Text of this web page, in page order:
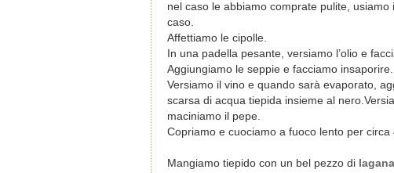
nel caso le abbiamo comprate pulite,
caso.
Affettiamo le cipolle.
In una padella pesante, versiamo l’olio e
Aggiungiamo le seppie e facciamo insaporire.
Versiamo il vino e quando sarà evaporato,
scarsa di acqua tiepida insieme al
maciniamo il pepe.
Copriamo e cuociamo a fuoco lento per
Mangiamo tiepido con un bel pezzo di lagana